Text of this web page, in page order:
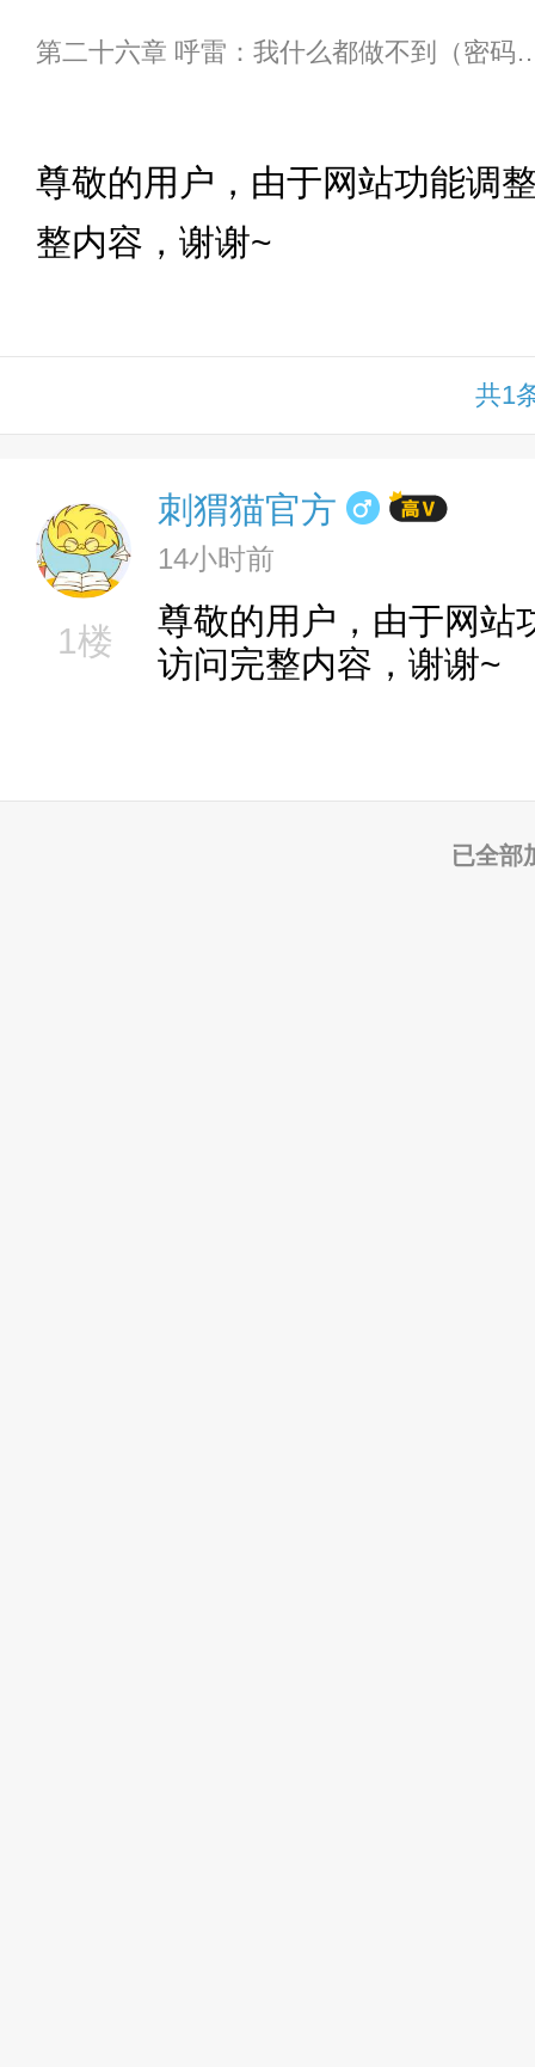
第二十六章 呼雷：我什
尊敬的用户，由于网站功能调
整内容，谢谢~
共1
1楼
刺猬猫官方
14小时前
尊敬的用户，由于网站
访问完整内容，谢谢~
已全部